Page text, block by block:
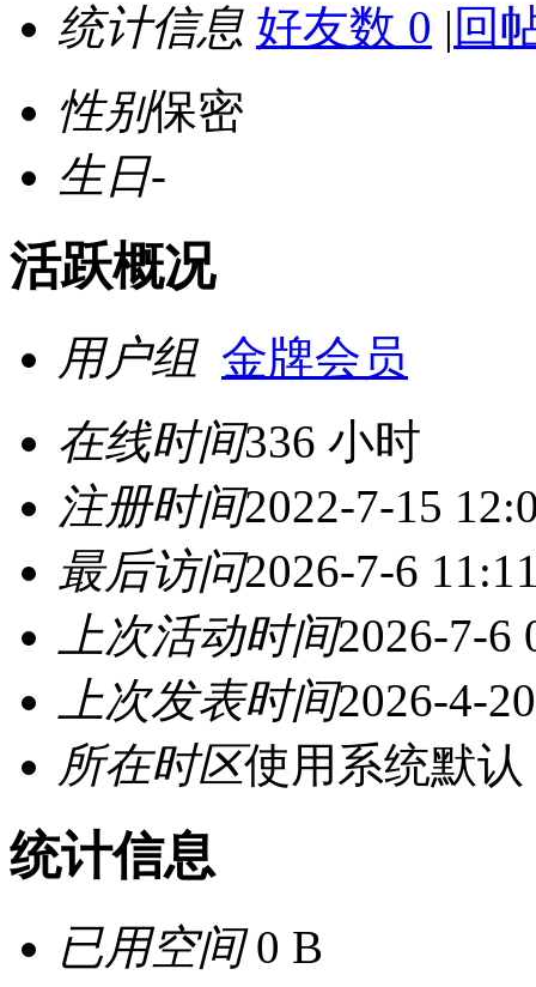
统计信息 好友数 0 | 回
性别保密
生日-
活跃概况
用户组 金牌会员
在线时间336 小时
注册时间2022-7-15
最后访问2026-7-6
上次活动时间2026-7-6
上次发表时间2026-4-
所在时区使用系统默认
统计信息
已用空间0 B